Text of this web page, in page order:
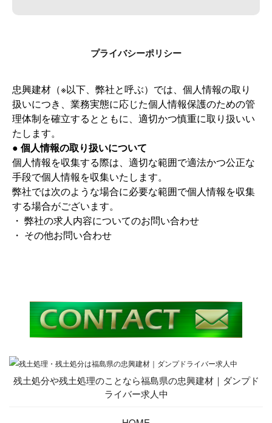
プライバシーポリシー
忠興建材（※以下、弊社と呼ぶ）では、個人情報の取り
扱いにつき、業務実態に応じた個人情報保護のための管
理体制を確立するとともに、適切かつ慎重に取り扱いい
たします。
● 個人情報の取り扱いについて
個人情報を収集する際は、適切な範囲で適法かつ公正な
手段で個人情報を収集いたします。
弊社では次のような場合に必要な範囲で個人情報を収集
する場合がございます。
・ 弊社の求人内容についてのお問い合わせ
・ その他お問い合わせ
残土処分や残土処理のことなら福島県の忠興建材｜ダンプド
ライバー求人中